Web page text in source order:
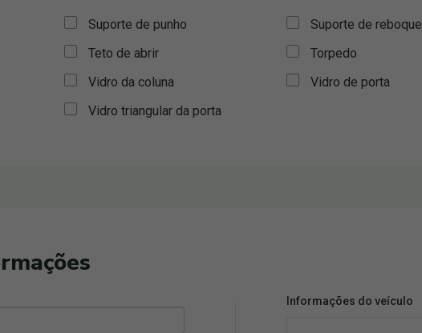
Suporte de punho Suporte de reboque
Teto de abrir Torpedo
Vidro da coluna Vidro de porta
Vidro triangular da porta
Informações do veículo